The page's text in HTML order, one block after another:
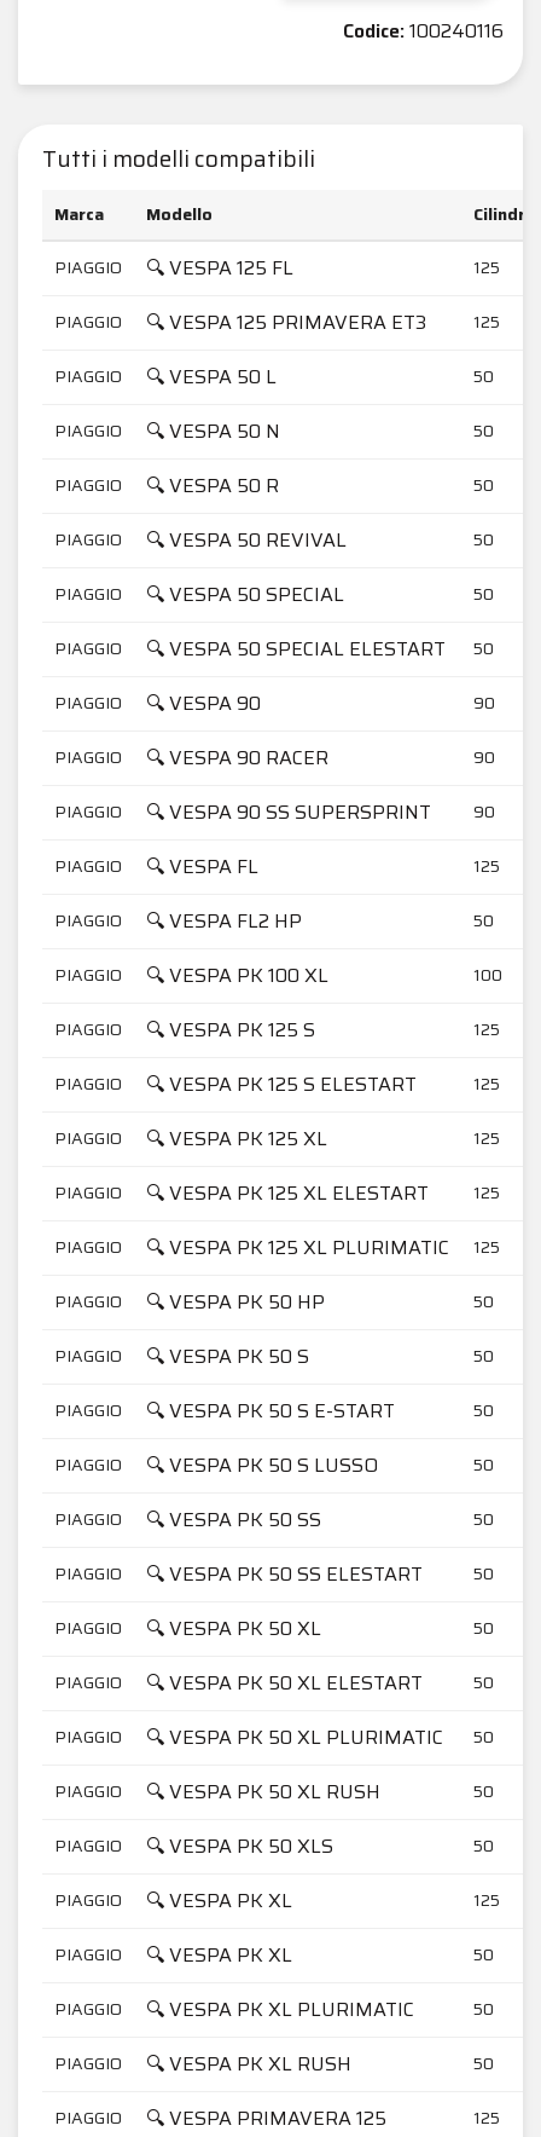
Codice:100240116
Tutti i modelli compatibili
Marca Modello
PIAGGIO
🔍 VESPA 125 FL 125
PIAGGIO 🔍 VESPA 125 PRIMAVERA ET3 125
PIAGGIO 🔍 VESPA 50 L 50
PIAGGIO 🔍 VESPA 50 N 50
PIAGGIO 🔍 VESPA 50 R 50
PIAGGIO 🔍 VESPA 50 REVIVAL 50
PIAGGIO 🔍 VESPA 50 SPECIAL 50
PIAGGIO 🔍 VESPA 50 SPECIAL ELESTART 50
PIAGGIO 🔍 VESPA 90 90
PIAGGIO 🔍 VESPA 90 RACER 90
PIAGGIO 🔍 VESPA 90 SS SUPERSPRINT 90
PIAGGIO 🔍 VESPA FL 125
PIAGGIO 🔍 VESPA FL2 HP 50
PIAGGIO 🔍 VESPA PK 100 XL 100
PIAGGIO 🔍 VESPA PK 125 S 125
PIAGGIO 🔍 VESPA PK 125 S ELESTART 125
PIAGGIO 🔍 VESPA PK 125 XL 125
PIAGGIO 🔍 VESPA PK 125 XL ELESTART 125
PIAGGIO 🔍 VESPA PK 125 XL PLURIMATIC 125
PIAGGIO 🔍 VESPA PK 50 HP 50
PIAGGIO 🔍 VESPA PK 50 S 50
PIAGGIO 🔍 VESPA PK 50 S E-START 50
PIAGGIO 🔍 VESPA PK 50 S LUSSO 50
PIAGGIO 🔍 VESPA PK 50 SS 50
PIAGGIO 🔍 VESPA PK 50 SS ELESTART 50
PIAGGIO 🔍 VESPA PK 50 XL 50
PIAGGIO 🔍 VESPA PK 50 XL ELESTART 50
PIAGGIO 🔍 VESPA PK 50 XL PLURIMATIC 50
PIAGGIO 🔍 VESPA PK 50 XL RUSH 50
PIAGGIO 🔍 VESPA PK 50 XLS 50
PIAGGIO 🔍 VESPA PK XL 125
PIAGGIO 🔍 VESPA PK XL 50
PIAGGIO 🔍 VESPA PK XL PLURIMATIC 50
PIAGGIO 🔍 VESPA PK XL RUSH 50
PIAGGIO 🔍 VESPA PRIMAVERA 125 125